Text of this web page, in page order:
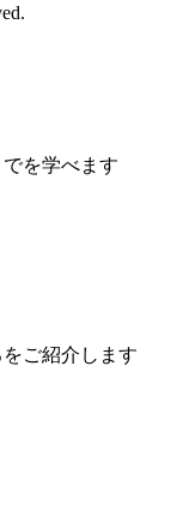
を学べます
ご紹介します